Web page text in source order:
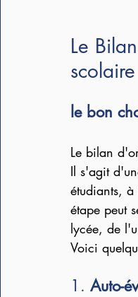
Le
le bon
Le bilan
Il s'agit
étudiants,
étape peut
lycée, de
Voici
1. Auto-